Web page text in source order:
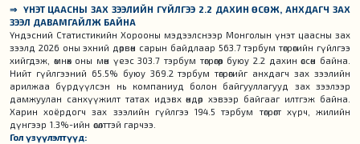
⇒ ҮНЭТ ЦААСНЫ ЗАХ ЗЭЭЛИЙН ГҮЙЛГЭЭ 2.2 ДАХИН ӨСӨЖ, АНХДАГЧ ЗАХ
ЗЭЭЛ ДАВАМГАЙЛЖ БАЙНА
Үндэсний Статистикийн Хорооны мэдээлснээр Монголын үнэт цаасны зах
зээлд 2026 оны эхний дөрвөн сарын байдлаар 563.7 тэрбум төгрөгийн гүйлгээ
хийгдэж, өмнөх оны мөн үеэс 303.7 тэрбум төгрөгөөр буюу 2.2 дахин өссөн байна.
Нийт гүйлгээний 65.5% буюу 369.2 тэрбум төгрөгийг анхдагч зах зээлийн
арилжаа бүрдүүлсэн нь компаниуд болон байгууллагууд зах зээлээр
дамжуулан санхүүжилт татах идэвх өндөр хэвээр байгааг илтгэж байна.
Харин хоёрдогч зах зээлийн гүйлгээ 194.5 тэрбум төгрөгт хүрч, жилийн
дүнгээр 1.3%-ийн өсөлттэй гарчээ.
Гол үзүүлэлтүүд: